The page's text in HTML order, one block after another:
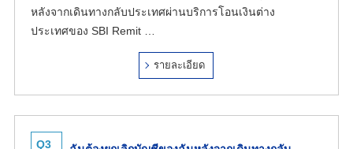
หลังจากเดินทางกลับประเทศผ่านบริการโอนเงินต่าง
ประเทศของ SBI Remit …
รายละเอียด
Q3